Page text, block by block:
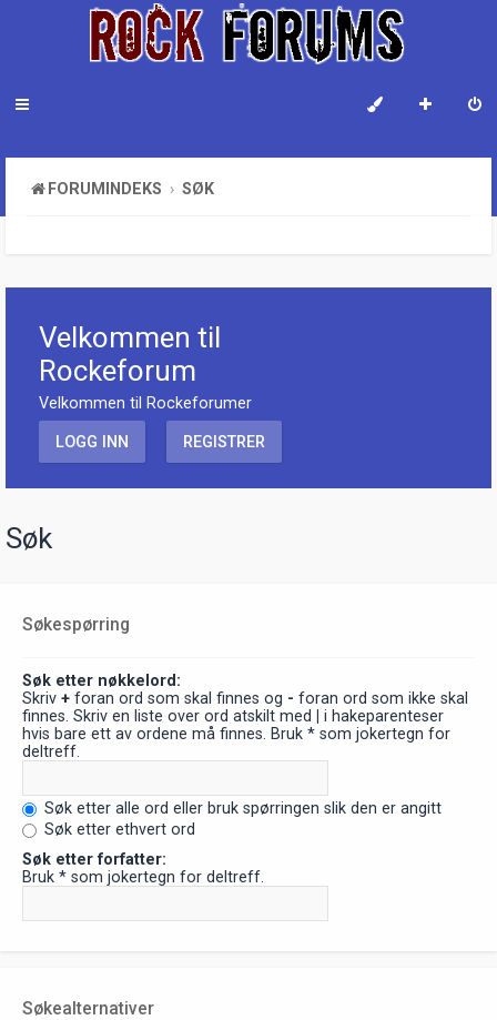
FORUMINDEKS SØK
Velkommen til
Rockeforum
Velkommen til Rockeforumer
LOGG INN REGISTRER
Søk
Søkespørring
Søk etter nøkkelord:
Skriv + foran ord som skal finnes og - foran ord som ikke skal
finnes. Skriv en liste over ord atskilt med
i hakeparenteser
hvis bare ett av ordene må finnes. Bruk * som jokertegn for
deltreff.
Søk etter alle ord eller bruk spørringen slik den er angitt
Søk etter ethvert ord
Søk etter forfatter:
Bruk * som jokertegn for deltreff.
Søkealternativer